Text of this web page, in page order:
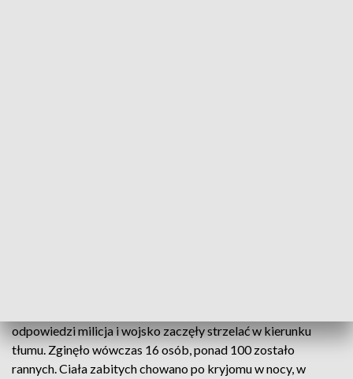
odpowiedzi milicja i wojsko zaczęły strzelać w kierunku
tłumu. Zginęło wówczas 16 osób, ponad 100 zostało
rannych. Ciała zabitych chowano po kryjomu w nocy, w